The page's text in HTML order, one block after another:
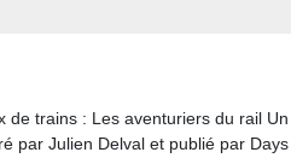
de trains : Les aventuriers du rail Un
par Julien Delval et publié par